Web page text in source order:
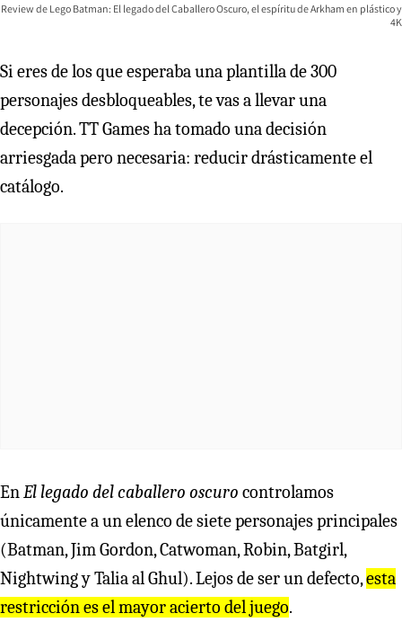
Review de Lego Batman: El legado del Caballero Oscuro, el espíritu de Arkham en plástico y
4K
Si eres de los que esperaba una plantilla de 300
personajes desbloqueables, te vas a llevar una
decepción. TT Games ha tomado una decisión
arriesgada pero necesaria: reducir drásticamente el
catálogo.
EnEl legado del caballero oscuro controlamos
únicamente a un elenco de siete personajes principales
(Batman, Jim Gordon, Catwoman, Robin, Batgirl,
Nightwing y Talia al Ghul). Lejos de ser un defecto,esta
restricción es el mayor acierto del juego.